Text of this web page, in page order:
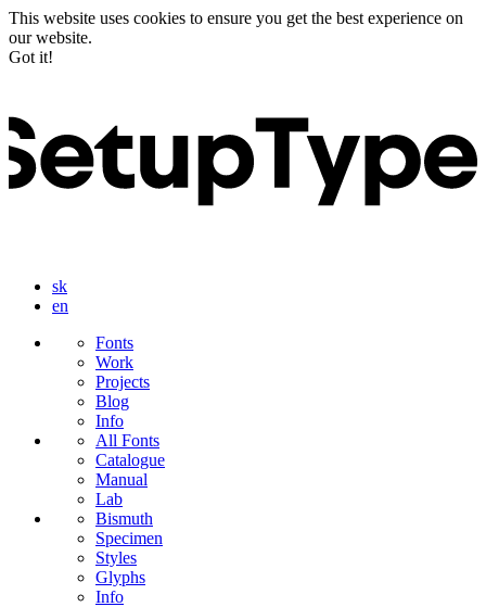
This website uses cookies to ensure you get the best experience on
our website.
Got it!
sk
en
Fonts
Work
Projects
Blog
Info
All Fonts
Catalogue
Manual
Lab
Bismuth
Specimen
Styles
Glyphs
Info